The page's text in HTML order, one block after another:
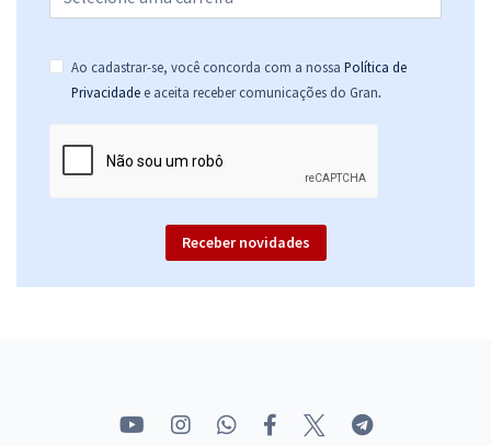
Ao cadastrar-se, você concorda com a nossa Política de
Privacidade e aceita receber comunicações do Gran.
Receber novidades